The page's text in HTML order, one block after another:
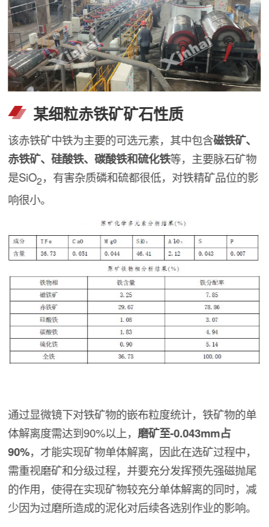
某细粒赤铁矿矿石性质
该赤铁矿中铁为主要的可选元素，其中包含磁铁矿、
赤铁矿、硅酸铁、碳酸铁和硫化铁等，主要脉石矿物
是SiO2，有害杂质磷和硫都很低，对铁精矿品位的影
响很小。
通过显微镜下对铁矿物的嵌布粒度统计，铁矿物的单
体解离度需达到90%以上， 磨矿至-0.043mm占
90%，才能实现矿物单体解离，因此在选矿过程中，
需重视磨矿和分级过程，并要充分发挥预先强磁抛尾
的作用，使得在实现矿物较充分单体解离的同时，减
少因为过磨所造成的泥化对后续各选别作业的影响。